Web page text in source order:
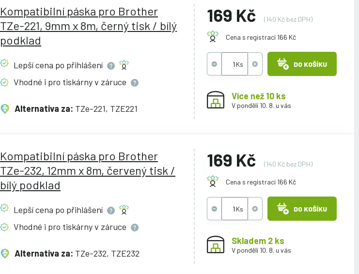
Kompatibilní páska pro Brother
TZe-221, 9mm x 8m, černý tisk / bílý
podklad
Lepší cena po přihlášení
Vhodné i pro tiskárny v záruce
Alternativa za: TZe-221, TZE221
169 Kč (140 Kč bez DPH)
Cena s registrací 166 Kč
DO KOŠÍKU
Více než 10 ks
V pondělí 10. 8. u vás
Kompatibilní páska pro Brother
TZe-232, 12mm x 8m, červený tisk /
bílý podklad
Lepší cena po přihlášení
Vhodné i pro tiskárny v záruce
Alternativa za: TZe-232, TZE232
169 Kč (140 Kč bez DPH)
Cena s registrací 166 Kč
DO KOŠÍKU
Skladem 2 ks
V pondělí 10. 8. u vás